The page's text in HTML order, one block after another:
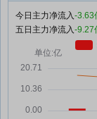
今日主力净流入-3.63
五日主力净流入-9.27